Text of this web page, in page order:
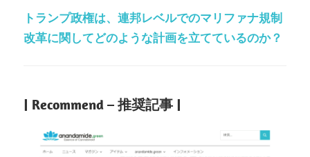
トランプ政権は、連邦レベルでのマリファナ規制
改革に関してどのような計画を立てているのか？
| Recommend – 推奨記事 |